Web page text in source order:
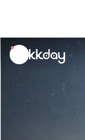
unread
notifications